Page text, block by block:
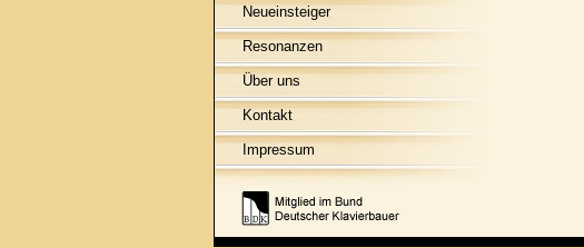
Neueinsteiger
Resonanzen
Über uns
Kontakt
Impressum